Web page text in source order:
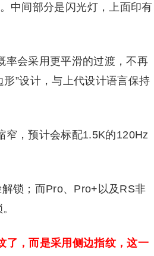
中间部分是闪光灯，上面印有
率会采用更平滑的过渡，不再
”设计，与上代设计语言保持
窄，预计会标配1.5K的120Hz
锁；而Pro、Pro+以及RS非
了，而是采用侧边指纹，这一